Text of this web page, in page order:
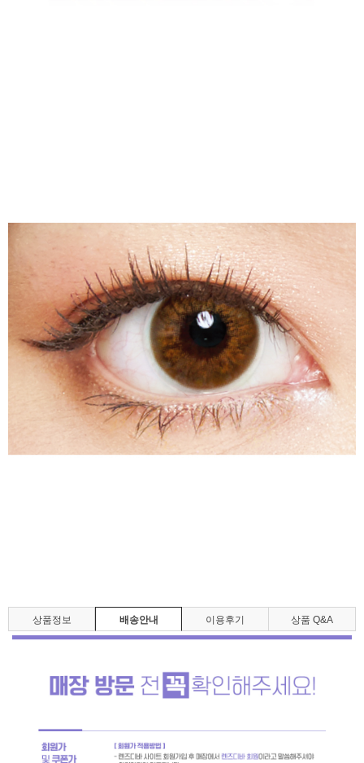
상품정보 배송안내 이용후기 상품 Q&A